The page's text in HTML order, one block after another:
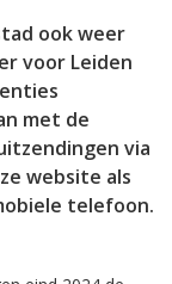
ook weer
voor Leiden
met de
via
website als
telefoon.